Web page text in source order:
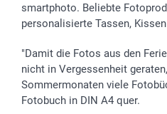
smartgarantie
smartbonus
smartphoto. Beliebte
personalisierte Tassen,
"Damit die Fotos aus den
nicht in Vergessenheit
Sommermonaten viele
Fotobuch in DIN A4 quer.